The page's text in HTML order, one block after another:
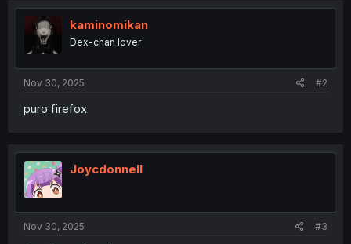
t
i
o
n
s
:
kaminomikan
Dex-chan lover
Nov 30, 2025 #2
puro firefox
Joycdonnell
Nov 30, 2025 #3